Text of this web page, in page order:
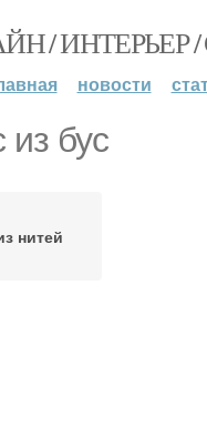
/ ИНТЕРЬЕР
новости
из бус
нитей